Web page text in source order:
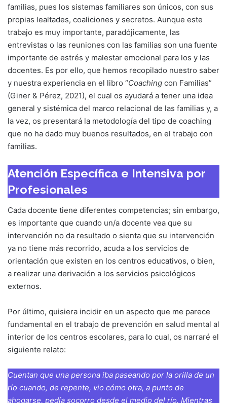
familias, pues los sistemas familiares son únicos, con sus
propias lealtades, coaliciones y secretos. Aunque este
trabajo es muy importante, paradójicamente, las
entrevistas o las reuniones con las familias son una fuente
importante de estrés y malestar emocional para los y las
docentes. Es por ello, que hemos recopilado nuestro saber
y nuestra experiencia en el libro “Coaching con Familias”
(Giner & Pérez, 2021), el cual os ayudará a tener una idea
general y sistémica del marco relacional de las familias y, a
la vez, os presentará la metodología del tipo de coaching
que no ha dado muy buenos resultados, en el trabajo con
familias.
Atención Específica e Intensiva por
Profesionales
Cada docente tiene diferentes competencias; sin embargo,
es importante que cuando un/a docente vea que su
intervención no da resultado o sienta que su intervención
ya no tiene más recorrido, acuda a los servicios de
orientación que existen en los centros educativos, o bien,
a realizar una derivación a los servicios psicológicos
externos.
Por último, quisiera incidir en un aspecto que me parece
fundamental en el trabajo de prevención en salud mental al
interior de los centros escolares, para lo cual, os narraré el
siguiente relato:
Cuentan que una persona iba paseando por la orilla de un
río cuando, de repente, vio cómo otra, a punto de
ahogarse, pedía socorro desde el medio del río. Mientras